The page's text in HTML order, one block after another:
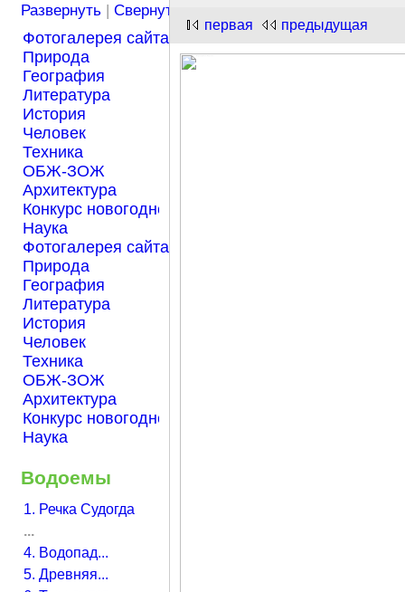
Развернуть |Свернуть
Фотогалерея сайта Началка.com
Природа
География
Литература
История
Человек
Техника
ОБЖ-ЗОЖ
Архитектура
Конкурс новогодней открытки "Нарисуем Новый
Наука
Фотогалерея сайта Началка.com
Природа
География
Литература
История
Человек
Техника
ОБЖ-ЗОЖ
Архитектура
Конкурс новогодней открытки "Нарисуем Новый
Наука
Водоемы
1. Речка Судогда
...
4. Водопад...
5. Древняя...
первая предыдущая